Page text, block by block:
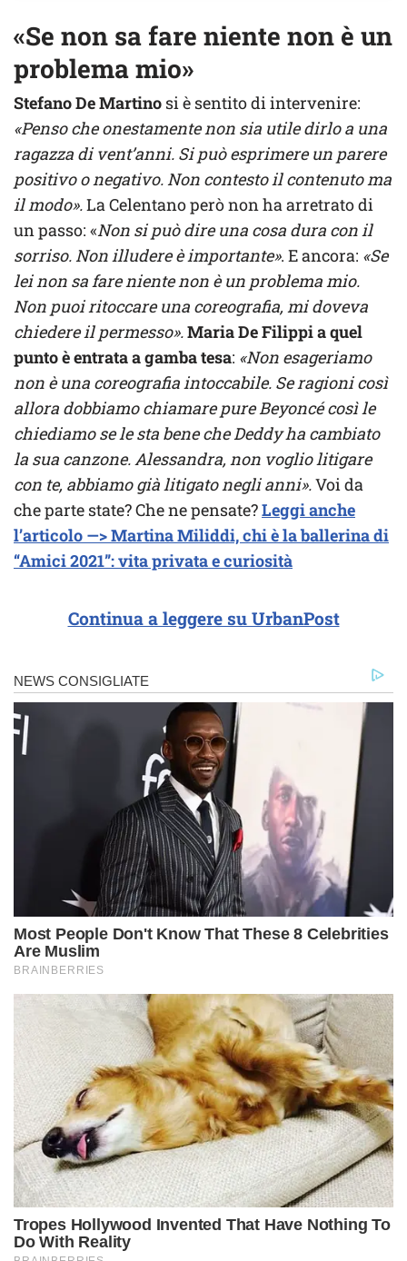
«Se non sa fare niente non è un
problema mio»
Stefano De Martino si è sentito di intervenire:
«Penso che onestamente non sia utile dirlo a una
ragazza di vent’anni. Si può esprimere un parere
positivo o negativo. Non contesto il contenuto ma
il modo».La Celentano però non ha arretrato di
un passo: «Non si può dire una cosa dura con il
sorriso. Non illudere è importante». E ancora: «Se
lei non sa fare niente non è un problema mio.
Non puoi ritoccare una coreografia, mi doveva
chiedere il permesso».Maria De Filippi a quel
punto è entrata a gamba tesa: «Non esageriamo
non è una coreografia intoccabile. Se ragioni così
allora dobbiamo chiamare pure Beyoncé così le
chiediamo se le sta bene che Deddy ha cambiato
la sua canzone. Alessandra, non voglio litigare
con te, abbiamo già litigato negli anni».Voi da
che parte state? Che ne pensate?Leggi anche
l’articolo —> Martina Miliddi, chi è la ballerina di
“Amici 2021”: vita privata e curiosità
Continua a leggere su UrbanPost